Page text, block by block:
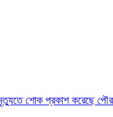
মৃত‍্যুতে শোক প্রকাশ করেছে